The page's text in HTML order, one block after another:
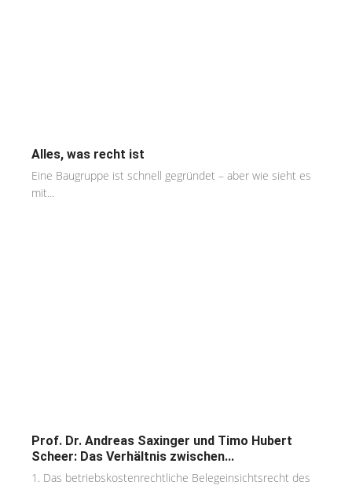
Alles, was recht ist
Eine Baugruppe ist schnell gegründet – aber wie sieht es
mit...
Prof. Dr. Andreas Saxinger und Timo Hubert
Scheer: Das Verhältnis zwischen...
1. Das betriebskostenrechtliche Belegeinsichtsrecht des